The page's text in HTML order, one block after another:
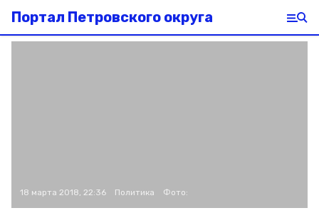
Портал Петровского округа
18 марта 2018, 22:36 Политика Фото: